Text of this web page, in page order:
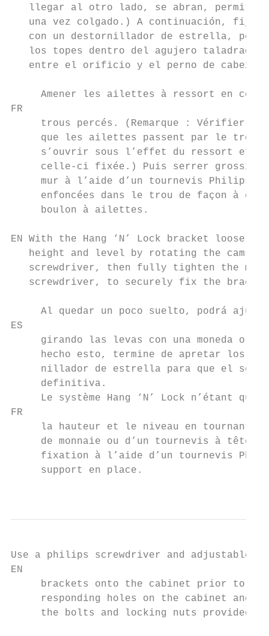
llegar al otro lado, se abran,
una vez colgado.) A continuación, fije
con un destornillador de estrella,
los topes dentro del agujero taladrado
entre el orificio y el perno de cabeza
Amener les ailettes à ressort en
FR
trous percés. (Remarque : Vérifier
que les ailettes passent par le trou
s’ouvrir sous l’effet du ressort et
celle-ci fixée.) Puis serrer
mur à l’aide d’un tournevis Philips.
enfoncées dans le trou de façon à
     boulon à ailettes.
EN With the Hang ‘N’ Lock bracket
height and level by rotating the cams
screwdriver, then fully tighten the
screwdriver, to securely fix the
Al quedar un poco suelto, podrá
ES
girando las levas con una moneda o
hecho esto, termine de apretar los
nillador de estrella para que el
     definitiva.
Le système Hang ‘N’ Lock n’étant que
FR
la hauteur et le niveau en tournant
de monnaie ou d’un tournevis à tête
fixation à l’aide d’un tournevis
     support en place.
Use a philips screwdriver and adjustable
EN
brackets onto the cabinet prior to
responding holes on the cabinet and
     the bolts and locking nuts provided.